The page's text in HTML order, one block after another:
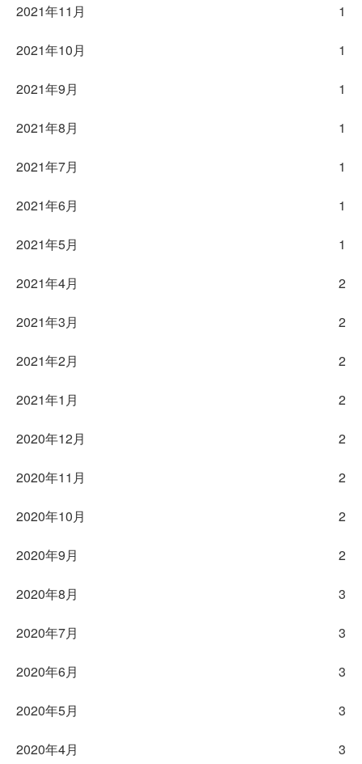
2021年11月 1
2021年10月 1
2021年9月 1
2021年8月 1
2021年7月 1
2021年6月 1
2021年5月 1
2021年4月 2
2021年3月 2
2021年2月 2
2021年1月 2
2020年12月 2
2020年11月 2
2020年10月 2
2020年9月 2
2020年8月 3
2020年7月 3
2020年6月 3
2020年5月 3
2020年4月 3